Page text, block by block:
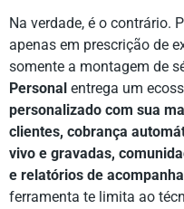
Na verdade, é o contrário.
apenas em prescrição de
somente a montagem de
Personal entrega um
personalizado com sua
clientes, cobrança
vivo e gravadas,
e relatórios de
ferramenta te limita ao